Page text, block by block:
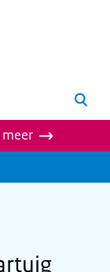
Zoeken
meer